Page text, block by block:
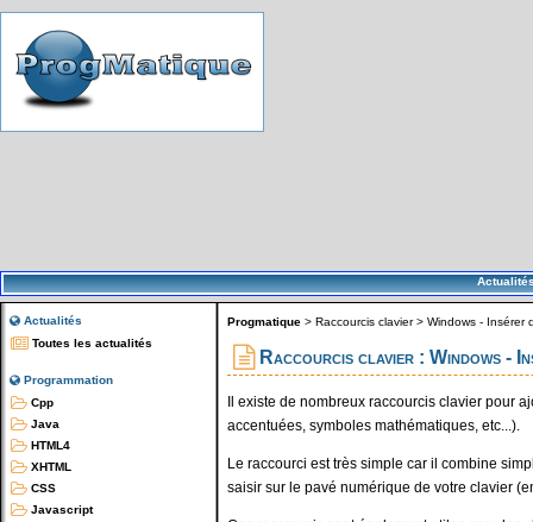
Actualités
Toutes les actualités
Programmation
Cpp
Java
HTML4
XHTML
CSS
Javascript
Progmatique > Raccourcis clavier> Windows - Insérer
Raccourcis clavier : Windows -
Il existe de nombreux raccourcis clavier pour
accentuées, symboles mathématiques, etc...).
Le raccourci est très simple car il combine
saisir sur le pavé numérique de votre clavier